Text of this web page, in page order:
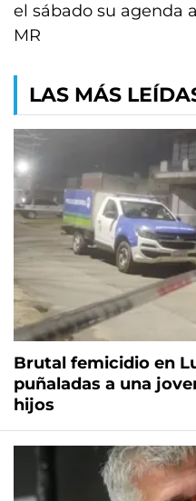
el sábado su agenda
MR
LAS MÁS
Brutal femicidio en
puñaladas a una
hijos